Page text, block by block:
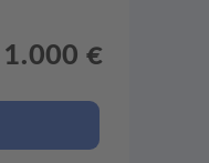
1.000 €